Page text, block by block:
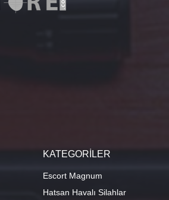
KATEGORİLER
Escort Magnum
Hatsan Havalı Silahlar